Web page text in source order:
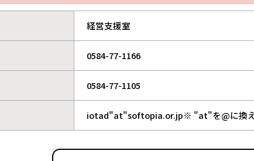
経営支援室
0584-77-1166
0584-77-1105
iotad"at"softopia.or.jp※ "at"を@に換え